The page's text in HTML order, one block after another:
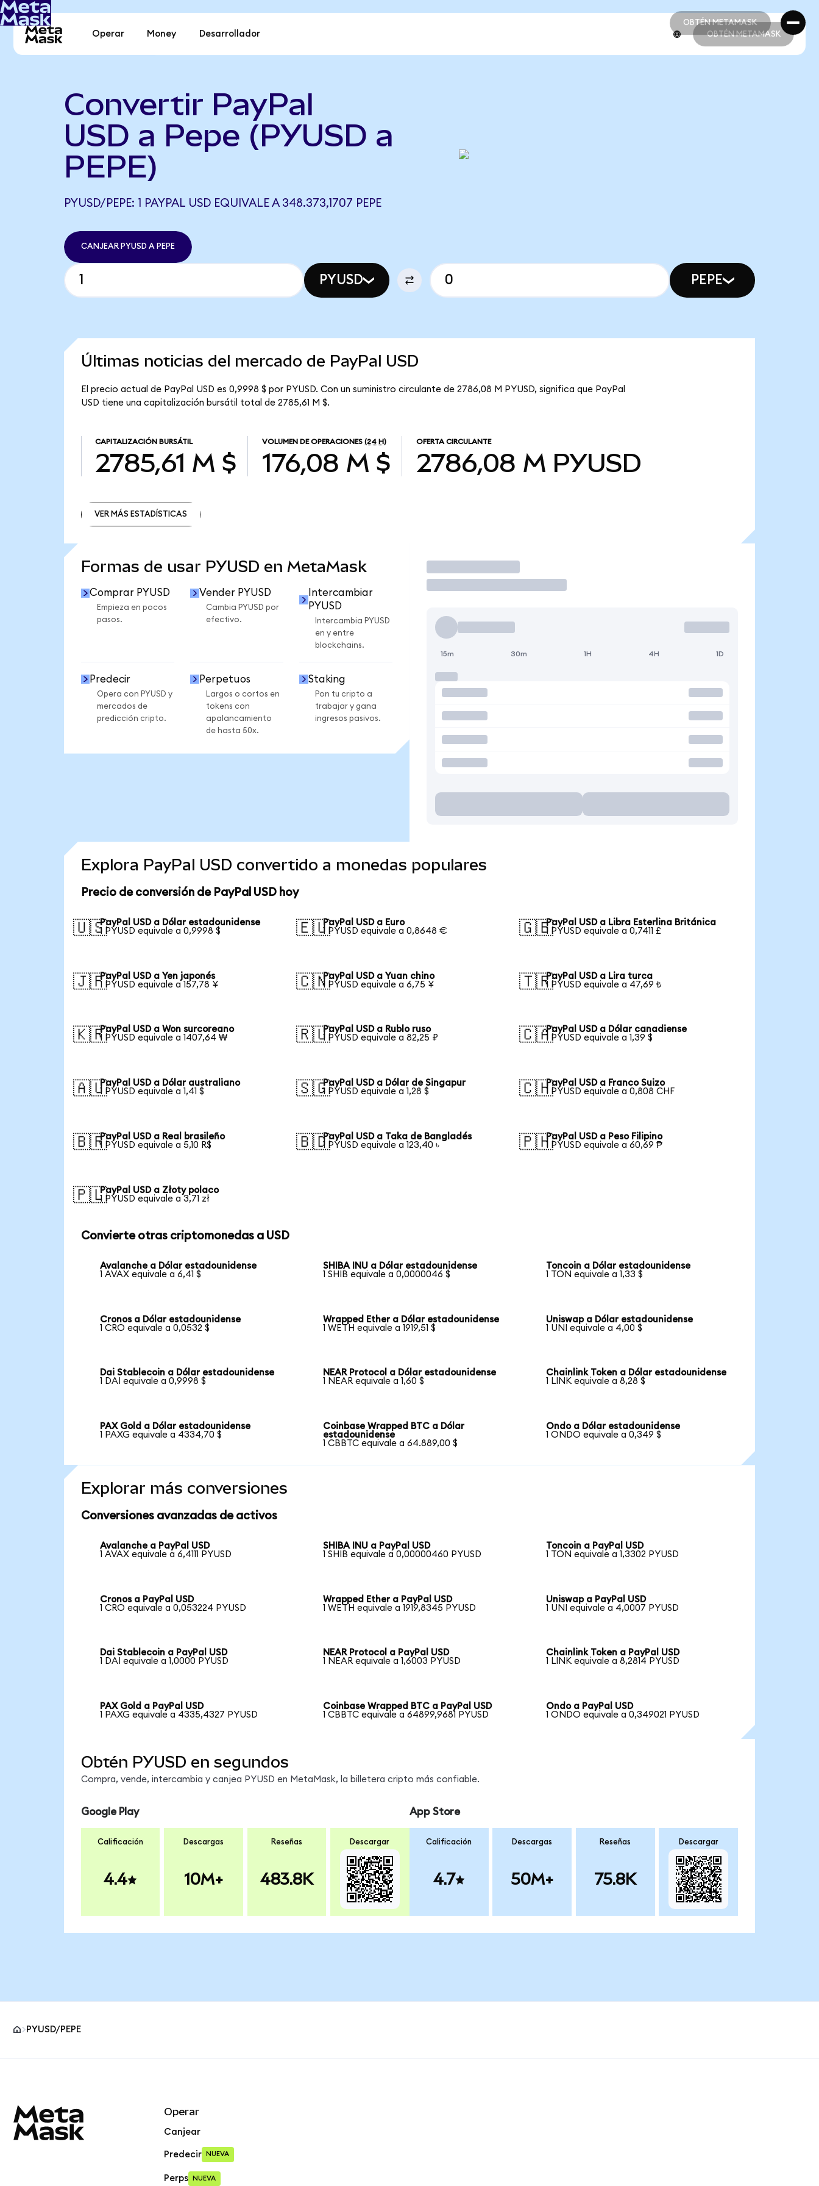
OBTÉN METAMASK
OBTÉN METAMASK
Operar Money Desarrollador OBTÉN METAMASK
Convertir PayPal
USD a Pepe (PYUSD a
PEPE)
PYUSD/PEPE: 1 PAYPAL USD EQUIVALE A 348.373,1707 PEPE
CANJEAR PYUSD A PEPE
PYUSD PEPE
Últimas noticias del mercado de PayPal USD
El precio actual de PayPal USD es 0,9998 $ por PYUSD. Con un suministro circulante de 2786,08 M PYUSD, significa que PayPal
USD tiene una capitalización bursátil total de 2785,61 M $.
CAPITALIZACIÓN BURSÁTIL
2785,61 M $
VOLUMEN DE OPERACIONES (24 H)
176,08 M $
OFERTA CIRCULANTE
2786,08 M PYUSD
VER MÁS ESTADÍSTICAS
Formas de usar PYUSD en MetaMask
Comprar PYUSD
Empieza en pocos
pasos.
Vender PYUSD
Cambia PYUSD por
efectivo.
Intercambiar
PYUSD
Intercambia PYUSD
en y entre
blockchains.
Predecir
Opera con PYUSD y
mercados de
predicción cripto.
Perpetuos
Largos o cortos en
tokens con
apalancamiento
de hasta 50x.
Staking
Pon tu cripto a
trabajar y gana
ingresos pasivos.
Operar
15m 30m 1H 4H 1D
Explora PayPal USD convertido a monedas populares
Precio de conversión de PayPal USD hoy
🇺🇸PayPal USD a Dólar estadounidense
1 PYUSD equivale a 0,9998 $
🇪🇺PayPal USD a Euro
1 PYUSD equivale a 0,8648 €
🇬🇧PayPal USD a Libra Esterlina Británica
1 PYUSD equivale a 0,7411 £
🇯🇵PayPal USD a Yen japonés
1 PYUSD equivale a 157,78 ¥
🇨🇳PayPal USD a Yuan chino
1 PYUSD equivale a 6,75 ¥
🇹🇷PayPal USD a Lira turca
1 PYUSD equivale a 47,69 ₺
🇰🇷PayPal USD a Won surcoreano
1 PYUSD equivale a 1407,64 ₩
🇷🇺PayPal USD a Rublo ruso
1 PYUSD equivale a 82,25 ₽
🇨🇦PayPal USD a Dólar canadiense
1 PYUSD equivale a 1,39 $
🇦🇺PayPal USD a Dólar australiano
1 PYUSD equivale a 1,41 $
🇸🇬PayPal USD a Dólar de Singapur
1 PYUSD equivale a 1,28 $
🇨🇭PayPal USD a Franco Suizo
1 PYUSD equivale a 0,808 CHF
🇧🇷PayPal USD a Real brasileño
1 PYUSD equivale a 5,10 R$
🇧🇩PayPal USD a Taka de Bangladés
1 PYUSD equivale a 123,40 ৳
🇵🇭PayPal USD a Peso Filipino
1 PYUSD equivale a 60,69 ₱
🇵🇱PayPal USD a Złoty polaco
1 PYUSD equivale a 3,71 zł
Convierte otras criptomonedas a USD
Avalanche a Dólar estadounidense
1 AVAX equivale a 6,41 $
SHIBA INU a Dólar estadounidense
1 SHIB equivale a 0,0000046 $
Toncoin a Dólar estadounidense
1 TON equivale a 1,33 $
Cronos a Dólar estadounidense
1 CRO equivale a 0,0532 $
Wrapped Ether a Dólar estadounidense
1 WETH equivale a 1919,51 $
Uniswap a Dólar estadounidense
1 UNI equivale a 4,00 $
Dai Stablecoin a Dólar estadounidense
1 DAI equivale a 0,9998 $
NEAR Protocol a Dólar estadounidense
1 NEAR equivale a 1,60 $
Chainlink Token a Dólar estadounidense
1 LINK equivale a 8,28 $
PAX Gold a Dólar estadounidense
1 PAXG equivale a 4334,70 $
Coinbase Wrapped BTC a Dólar
estadounidense
1 CBBTC equivale a 64.889,00 $
Ondo a Dólar estadounidense
1 ONDO equivale a 0,349 $
Explorar más conversiones
Conversiones avanzadas de activos
Avalanche a PayPal USD
1 AVAX equivale a 6,4111 PYUSD
SHIBA INU a PayPal USD
1 SHIB equivale a 0,00000460 PYUSD
Toncoin a PayPal USD
1 TON equivale a 1,3302 PYUSD
Cronos a PayPal USD
1 CRO equivale a 0,053224 PYUSD
Wrapped Ether a PayPal USD
1 WETH equivale a 1919,8345 PYUSD
Uniswap a PayPal USD
1 UNI equivale a 4,0007 PYUSD
Dai Stablecoin a PayPal USD
1 DAI equivale a 1,0000 PYUSD
NEAR Protocol a PayPal USD
1 NEAR equivale a 1,6003 PYUSD
Chainlink Token a PayPal USD
1 LINK equivale a 8,2814 PYUSD
PAX Gold a PayPal USD
1 PAXG equivale a 4335,4327 PYUSD
Coinbase Wrapped BTC a PayPal USD
1 CBBTC equivale a 64899,9681 PYUSD
Ondo a PayPal USD
1 ONDO equivale a 0,349021 PYUSD
Obtén PYUSD en segundos
Compra, vende, intercambia y canjea PYUSD en MetaMask, la billetera cripto más confiable.
Google Play
Calificación
4.4
Descargas
10M+
Reseñas
483.8K
Descargar
App Store
Calificación
4.7
Descargas
50M+
Reseñas
75.8K
Descargar
PYUSD/PEPE
Operar
Canjear
Predecir NUEVA
Perps NUEVA